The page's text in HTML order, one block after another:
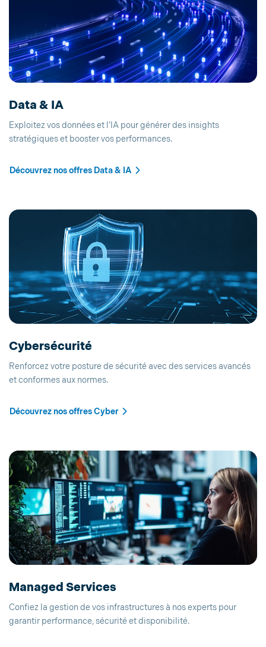
Data & IA
Exploitez vos données et l’IA pour générer des insights
stratégiques et booster vos performances.
Découvrez nos offres Data & IA
Cybersécurité
Renforcez votre posture de sécurité avec des services avancés
et conformes aux normes.
Découvrez nos offres Cyber
Managed Services
Confiez la gestion de vos infrastructures à nos experts pour
garantir performance, sécurité et disponibilité.